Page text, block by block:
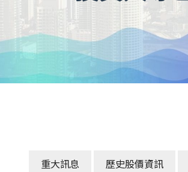
重大訊息 歷史股價資訊